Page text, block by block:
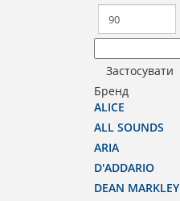
Застосувати
Бренд
ALICE
ALL SOUNDS
ARIA
D'ADDARIO
DEAN MARKLEY